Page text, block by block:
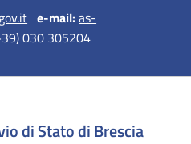
e-mail:as-
030 305204
di Stato di Brescia